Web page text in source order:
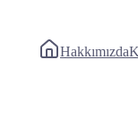
Hakkımızda